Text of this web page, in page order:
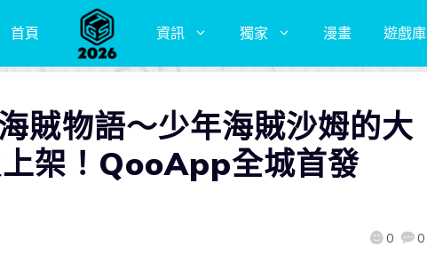
首頁 資訊 獨家 漫畫 遊戲庫
賊物語～少年海賊沙姆的大
架！QooApp全城首發
0 0